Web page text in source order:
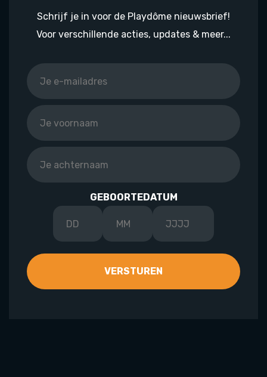
Schrijf je in voor de Playdôme nieuwsbrief!
Voor verschillende acties, updates & meer...
GEBOORTEDATUM